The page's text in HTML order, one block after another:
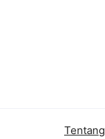
Tentang